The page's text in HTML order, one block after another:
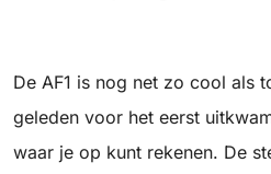
De AF1 is nog net zo cool als
geleden voor het eerst
waar je op kunt rekenen. De